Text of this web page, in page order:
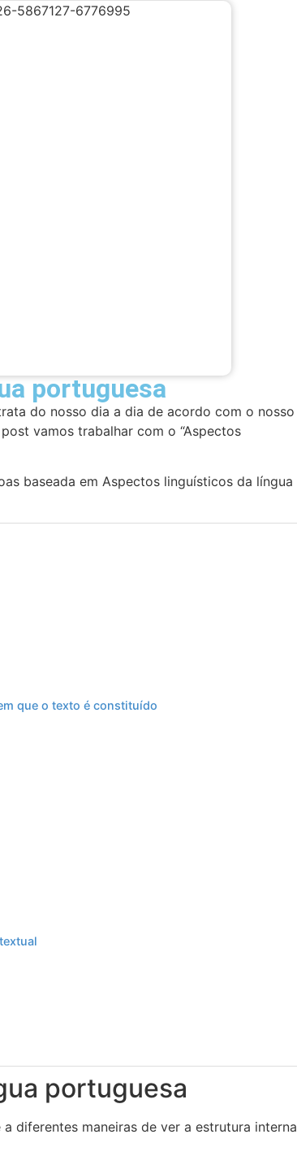
portuguesa
do nosso dia a dia de acordo com o nosso
vamos trabalhar com o “Aspectos
baseada em Aspectos linguísticos da língua
que o texto é constituído
portuguesa
diferentes maneiras de ver a estrutura interna